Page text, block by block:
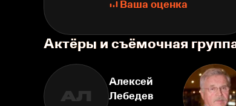
Ваша оценка
Актёры и съёмочная
АЛ
Алексей
Лебедев